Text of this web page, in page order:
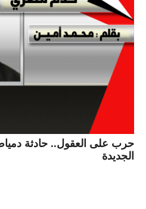
حرب على العقول.. حادثة
الجديدة